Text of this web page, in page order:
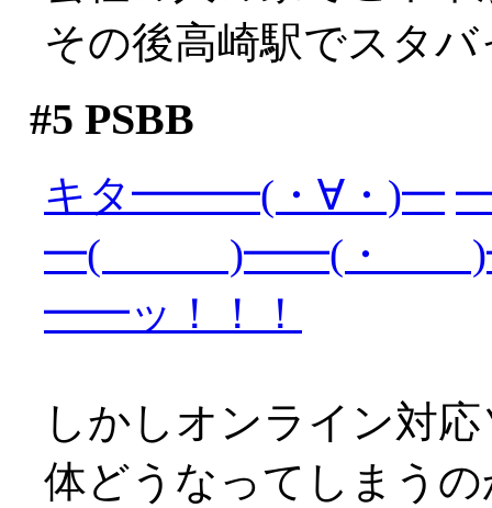
その後高崎駅でスタ
#5 PSBB
キタ━━━(・∀・)━
━( )━━(・
━━ッ！！！
しかしオンライン対
体どうなってしまう